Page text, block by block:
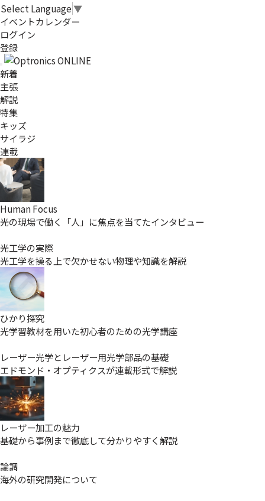
Select Language ▼
イベントカレンダー
ログイン
登録
新着
主張
解説
特集
キッズ
サイラジ
連載
Human Focus
光の現場で働く「人」に焦点を当てたインタビュー
光工学の実際
光工学を操る上で欠かせない物理や知識を解説
ひかり探究
光学習教材を用いた初心者のための光学講座
レーザー光学とレーザー用光学部品の基礎
エドモンド・オプティクスが連載形式で解説
レーザー加工の魅力
基礎から事例まで徹底して分かりやすく解説
論調
海外の研究開発について